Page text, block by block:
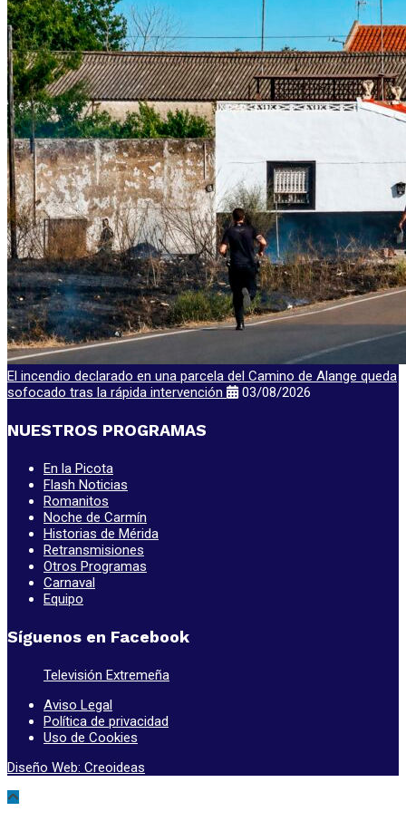
El incendio declarado en una parcela del Camino de Alange queda
sofocado tras la rápida intervención
03/08/2026
NUESTROS PROGRAMAS
En la Picota
Flash Noticias
Romanitos
Noche de Carmín
Historias de Mérida
Retransmisiones
Otros Programas
Carnaval
Equipo
Síguenos en Facebook
Televisión Extremeña
Aviso Legal
Política de privacidad
Uso de Cookies
Diseño Web: Creoideas